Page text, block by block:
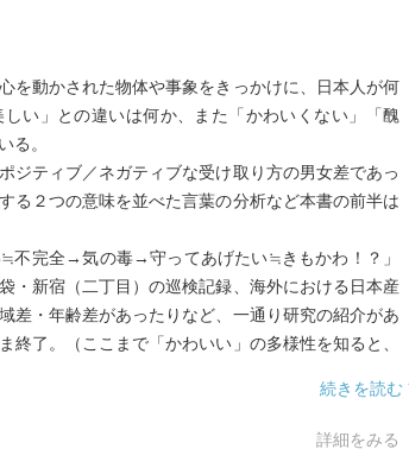
を動かされた物体や事象をきっかけに、日本人が何
い」との違いは何か、また「かわいくない」「醜
る。
ジティブ／ネガティブな受け取り方の男女差であっ
る２つの意味を並べた言葉の分析など本書の前半は
不完全→気の毒→守ってあげたい≒きもかわ！？」
・新宿（二丁目）の巡検記録、海外における日本産
差・年齢差があったりなど、一通り研究の紹介があ
終了。（ここまで「かわいい」の多様性を知ると、
ものである。読み終わってから気づいたのだが、改
ラストや少女雑誌の表紙を見てみると、ちょっと高
た。もちろん、本書の内容は現代にも通じるもので
詳細をみる